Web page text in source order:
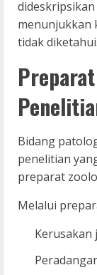
menunjukkan
tidak diketahui.
Bidang
penelitian
preparat
Melalui
Kerusakan